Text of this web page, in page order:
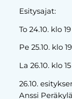
Esitysajat:
To 24.10. klo 19
Pe 25.10. klo 19
La 26.10. klo
26.10.
Anssi